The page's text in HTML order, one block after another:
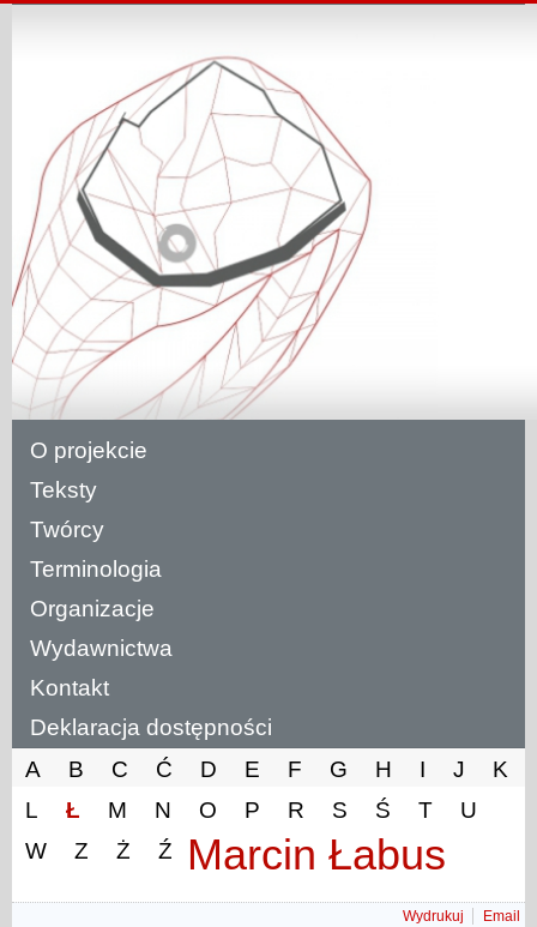
O projekcie
Teksty
Twórcy
Terminologia
Organizacje
Wydawnictwa
Kontakt
Deklaracja dostępności
A
B C Ć D E F G H I J
K
L
Ł M N O P R S Ś T
U
W
Z Ż Ź Marcin Łabus
Wydrukuj Email